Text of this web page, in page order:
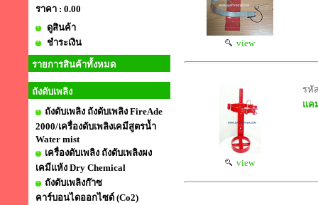
ราคา : 0.00
ดูสินค้า
ชำระเงิน
รายการสินค้าทั้งหมด
ถังดับเพลิง
ถังดับเพลิง ถังดับเพลิง FireAde
2000/เครื่องดับเพลิงเคมีสูตรน้ำ
Water mist
เครื่องดับเพลิง ถังดับเพลิงผง
เคมีแห้ง Dry Chemical
ถังดับเพลิงก๊าซ
คาร์บอนไดออกไซด์ (Co2)
view
view
รหั
แค